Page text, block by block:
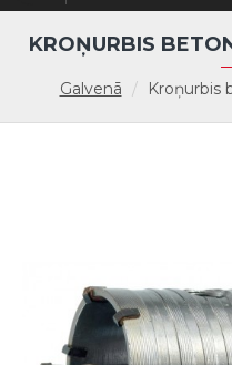
Galvenā Kroņurbis
KROŅURBIS